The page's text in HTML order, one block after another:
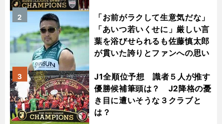
「お前がラクして生意気だな」
「あいつ若いくせに」厳しい言
葉を浴びせられるも佐藤慎太郎
が貫いた誇りとファンへの思い
2
J1全順位予想 識者５人が推す
優勝候補筆頭は？ J2降格の憂
き目に遭いそうな３クラブと
は？
3